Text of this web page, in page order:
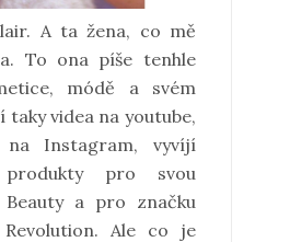
A ta žena, co mě
To ona píše tenhle
módě a svém
taky videa na youtube,
Instagram, vyvíjí
produkty pro svou
Beauty a pro značku
Ale co je